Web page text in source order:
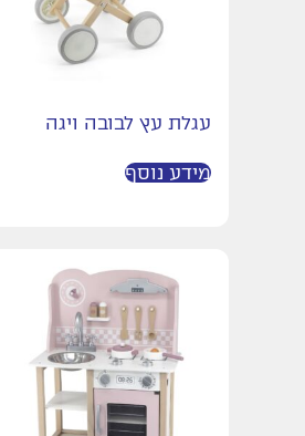
עגלת עץ לבובה ויגה
מידע נוסף